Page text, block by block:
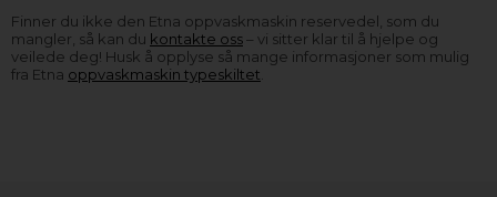
Finner du ikke den Etna oppvaskmaskin reservedel, som du
mangler, så kan du kontakte oss– vi sitter klar til å hjelpe og
veilede deg! Husk å opplyse så mange informasjoner som mulig
fra Etna oppvaskmaskin typeskiltet